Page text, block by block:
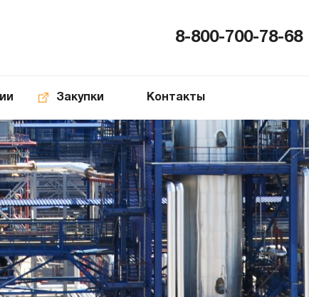
8-800-700-78-68
Закупки Контакты